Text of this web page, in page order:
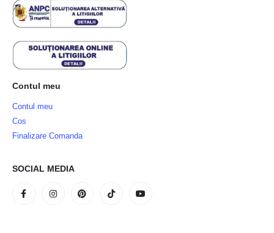
Contul meu
Contul meu
Cos
Finalizare Comanda
SOCIAL MEDIA